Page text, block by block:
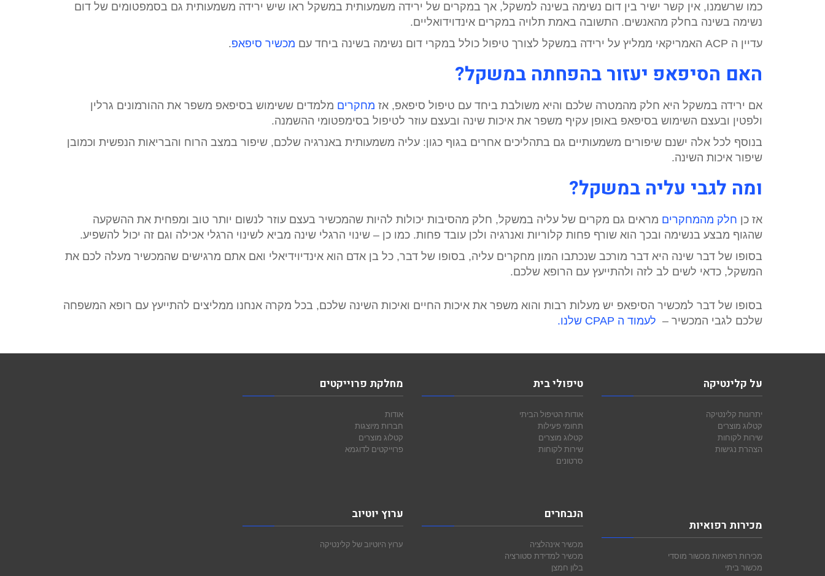
כמו שרשמנו, אין קשר ישיר בין דום נשימה בשינה למשקל, אך במקרים של ירידה משמעותית במשקל ראו שיש ירידה משמעותית גם בסמפטומים של דום
נשימה בשינה בחלק מהאנשים. התשובה באמת תלויה במקרים אינדוידואליים.
עדיין ה ACP האמריקאי ממליץ על ירידה במשקל לצורך טיפול כולל במקרי דום נשימה בשינה ביחד עם
מכשיר סיפאפ.
האם הסיפאפ יעזור בהפחתה במשקל?
אם ירידה במשקל היא חלק מהמטרה שלכם והיא משולבת ביחד עם טיפול סיפאפ, אז מחקרים מלמדים ששימוש בסיפאפ משפר את ההורמונים גרלין
ולפטין ובעצם השימוש בסיפאפ באופן עקיף משפר את איכות שינה ובעצם עוזר לטיפול בסימפטומי ההשמנה.
בנוסף לכל אלה ישנם שיפורים משמעותיים גם בתהליכים אחרים בגוף כגון: עליה משמעותית באנרגיה שלכם, שיפור במצב הרוח והבריאות הנפשית וכמובן
שיפור איכות השינה.
ומה לגבי עליה במשקל?
אז כן חלק מהמחקרים מראים גם מקרים של עליה במשקל, חלק מהסיבות יכולות להיות שהמכשיר בעצם עוזר לנשום יותר טוב ומפחית את ההשקעה
שהגוף מבצע בנשימה ובכך הוא שורף פחות קלוריות ואנרגיה ולכן עובד פחות. כמו כן – שינוי הרגלי שינה מביא לשינוי הרגלי אכילה וגם זה יכול להשפיע.
בסופו של דבר שינה היא דבר מורכב שנכתבו המון מחקרים עליה, בסופו של דבר, כל בן אדם הוא אינדיוידיאלי ואם אתם מרגישים שהמכשיר מעלה לכם את
המשקל, כדאי לשים לב לזה ולהתייעץ עם הרופא שלכם.
בסופו של דבר למכשיר הסיפאפ יש מעלות רבות והוא משפר את איכות החיים ואיכות השינה שלכם, בכל מקרה אנחנו ממליצים להתייעץ עם רופא המשפחה
שלכם לגבי המכשיר – לעמוד ה CPAP שלנו.
על קלינטיקה
יתרונות קלינטיקה
קטלוג מוצרים
שירות לקוחות
הצהרת נגישות
מכירות רפואיות
מכירות רפואיות מכשור מוסדי
מכשור ביתי
טיפולי בית
אודות הטיפול הביתי
תחומי פעילות
קטלוג מוצרים
שירות לקוחות
סרטונים
הנבחרים
מכשיר אינהלציה
מכשיר למדידת סטורציה
בלון חמצן
מחלקת פרוייקטים
אודות
חברות מיוצגות
קטלוג מוצרים
פרוייקטים לדוגמא
ערוץ יוטיוב
ערוץ היוטיוב של קלינטיקה